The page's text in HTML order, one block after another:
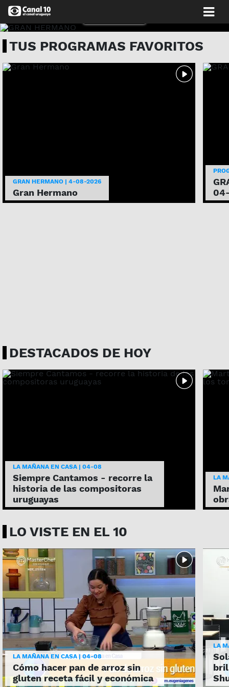
TUS PROGRAMAS FAVORITOS
GRAN HERMANO | 4-08-2026
Gran Hermano
DESTACADOS DE HOY
LA MAÑANA EN CASA | 04-08
Siempre Cantamos - recorre la
historia de las compositoras
uruguayas
LA
LO VISTE EN EL 10
LA MAÑANA EN CASA | 04-08
Cómo hacer pan de arroz sin
gluten receta fácil y económica
LA